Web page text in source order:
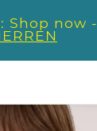
: Shop now -